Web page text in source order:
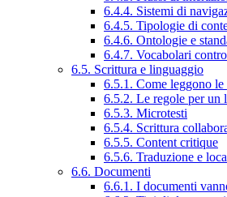
6.4.4. Sistemi di
6.4.5. Tipologie di
6.4.6. Ontologie e
6.4.7. Vocabolari
6.5. Scrittura e linguaggio
6.5.1. Come leggono le
6.5.2. Le regole per un
6.5.3. Microtesti
6.5.4. Scrittura
6.5.5. Content critique
6.5.6. Traduzione e
6.6. Documenti
6.6.1. I documenti